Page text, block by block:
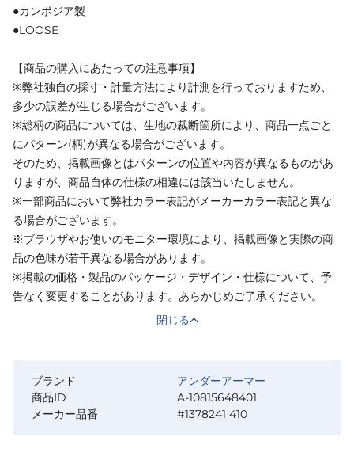
●カンボジア製
●LOOSE
【商品の購入にあたっての注意事項】
※弊社独自の採寸・計量方法により計測を行っておりますため、
多少の誤差が生じる場合がございます。
※総柄の商品については、生地の裁断箇所により、商品一点ごと
にパターン(柄)が異なる場合がございます。
そのため、掲載画像とはパターンの位置や内容が異なるものがあ
りますが、商品自体の仕様の相違には該当いたしません。
※一部商品において弊社カラー表記がメーカーカラー表記と異な
る場合がございます。
※ブラウザやお使いのモニター環境により、掲載画像と実際の商
品の色味が若干異なる場合があります。
※掲載の価格・製品のパッケージ・デザイン・仕様について、予
告なく変更することがあります。あらかじめご了承ください。
閉じる
ブランド
アンダーアーマー
商品ID
A-10815648401
メーカー品番
#1378241 410